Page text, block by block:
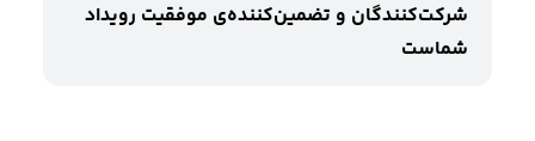
شرکت‌کنندگان و تضمین‌کننده‌ی موفقیت رویداد
شماست